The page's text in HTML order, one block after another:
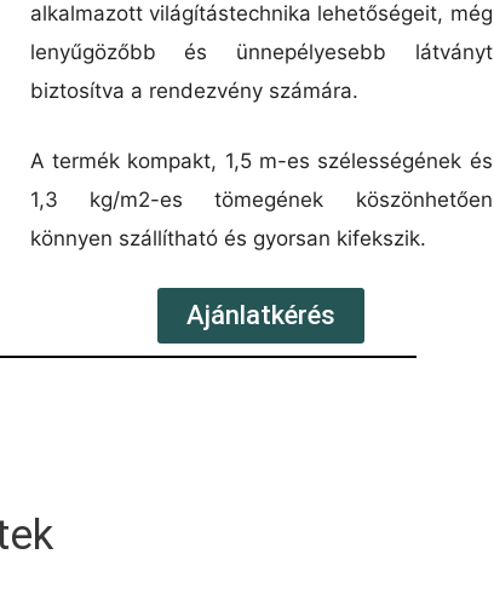
alkalmazott világítástechnika lehetőségeit, még
lenyűgözőbb és ünnepélyesebb látványt
biztosítva a rendezvény számára.
A termék kompakt, 1,5 m-es szélességének és
1,3 kg/m2-es tömegének köszönhetően
könnyen szállítható és gyorsan kifekszik.
Ajánlatkérés